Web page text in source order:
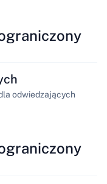
odwiedzających